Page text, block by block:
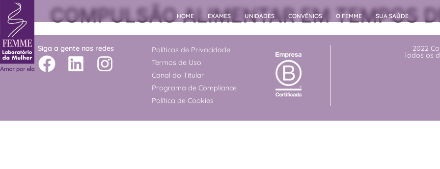
HOME EXAMES UNIDADES CONVÊNIOS O FEMME SUA SAÚDE
COMPULSÃO ALIMENTAR EM TEMPOS
Siga a gente nas redes
Políticas de Privacidade
Termos de Uso
Canal do Titular
Programa de Compliance
Política de Cookies
2022
Todos os